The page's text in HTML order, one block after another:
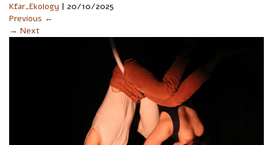
Kfar_Ekology | 20/10/2025
Previous ←
→ Next